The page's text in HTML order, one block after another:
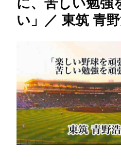
は
い
け
秋
田
商
業
小
野
平
監
督
本
気
に
て
や
ら
な
い
と
い
け
な
い」
い」／ 東筑 青